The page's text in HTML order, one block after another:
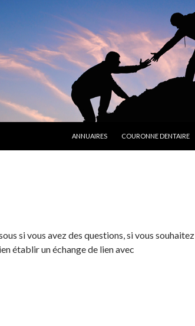
ANNUAIRES
COURONNE DENTAIRE
si vous avez des questions, si vous souhaitez
établir un échange de lien avec